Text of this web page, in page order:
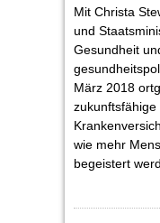
Mit Christa
und
Gesundheit
März 2018
wie mehr
begeistert